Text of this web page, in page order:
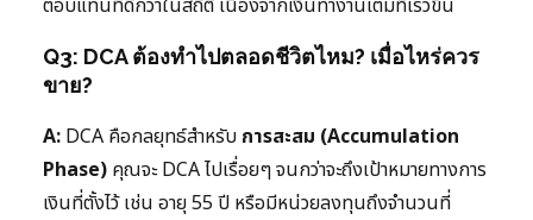
ตอบแทนที่ดีกว่าในสถิติ เนื่องจากเงินทำงานเต็มที่เร็วขึ้น
Q3: DCA ต้องทำไปตลอดชีวิตไหม? เมื่อไหร่ควร
ขาย?
A: DCA คือกลยุทธ์สำหรับ การสะสม (Accumulation
Phase) คุณจะ DCA ไปเรื่อยๆ จนกว่าจะถึงเป้าหมายทางการ
เงินที่ตั้งไว้ เช่น อายุ 55 ปี หรือมีหน่วยลงทุนถึงจำนวนที่